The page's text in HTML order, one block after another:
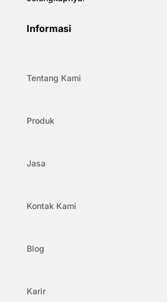
Informasi
Tentang Kami
Produk
Jasa
Kontak Kami
Blog
Karir